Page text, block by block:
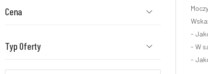
Cena
Typ Oferty
-
- W
-